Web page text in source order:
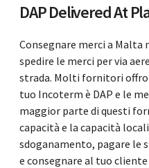
DAP Delivered At
Consegnare merci a Malta
spedire le merci per via
strada. Molti fornitori
tuo Incoterm è DAP e le
maggior parte di questi
capacità e la capacità
sdoganamento, pagare le
e consegnare al tuo